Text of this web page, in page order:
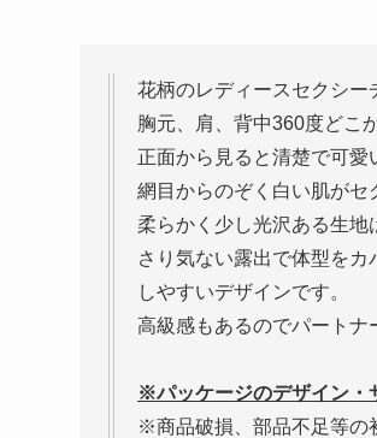
花柄のレディースセクシー
胸元、肩、背中360度どこ
正面から見ると清楚で可愛
網目からのぞく白い肌がセ
柔らかく少し光沢ある生地
さり気ない露出で体型を
しやすいデザインです。
高級感もあるのでパートナ
※パッケージのデザイン・
※商品破損、部品不足等の